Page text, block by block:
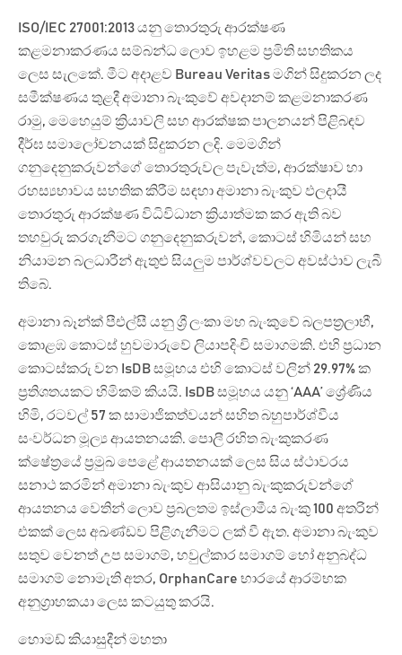
ISO/IEC 27001:2013 යනු තොරතුරු ආරක්ෂණ
කළමනාකරණය සම්බන්ධ ලොව ඉහළම ප්‍රමිති සහතිකය
ලෙස සැලකේ. මීට අදාළව Bureau Veritas මගින් සිදුකරන ලද
සමීක්ෂණය තුළදී අමානා බැංකුවේ අවදානම් කළමනාකරණ
රාමු, මෙහෙයුම් ක්‍රියාවලි සහ ආරක්ෂක පාලනයන් පිළිබඳව
දීර්ඝ සමාලෝචනයක් සිදුකරන ලදි. මෙමගින්
ගනුදෙනුකරුවන්ගේ තොරතුරුවල පැවැත්ම, ආරක්ෂාව හා
රහස්‍යභාවය සහතික කිරීම සඳහා අමානා බැංකුව ඵලදායී
තොරතුරු ආරක්ෂණ විධිවිධාන ක්‍රියාත්මක කර ඇති බව
තහවුරු කරගැනීමට ගනුදෙනුකරුවන්, කොටස් හිමියන් සහ
නියාමන බලධාරීන් ඇතුළු සියලුම පාර්ශ්වවලට අවස්ථාව ලැබී
තිබේ.
අමානා බෑන්ක් පීඑල්සී යනු ශ්‍රී ලංකා මහ බැංකුවේ බලපත්‍රලාභී,
කොළඹ කොටස් හුවමාරුවේ ලියාපදිංචි සමාගමකි. එහි ප්‍රධාන
කොටස්කරු වන IsDB සමූහය එහි කොටස් වලින් 29.97% ක
ප්‍රතිශතයකට හිමිකම් කියයි. IsDB සමූහය යනු ‘AAA’ ශ්‍රේණිය
හිමි, රටවල් 57 ක සාමාජිකත්වයන් සහිත බහුපාර්ශ්වීය
සංවර්ධන මූල්‍ය ආයතනයකි. පොලී රහිත බැංකුකරණ
ක්ෂේත්‍රයේ ප්‍රමුඛ පෙළේ ආයතනයක් ලෙස සිය ස්ථාවරය
සනාථ කරමින් අමානා බැංකුව ආසියානු බැංකුකරුවන්ගේ
ආයතනය වෙතින් ලොව ප්‍රබලතම ඉස්ලාමීය බැංකු 100 අතරින්
එකක් ලෙස අඛණ්ඩව පිළිගැනීමට ලක් වී ඇත. අමානා බැංකුව
සතුව වෙනත් උප සමාගම්, හවුල්කාර සමාගම් හෝ අනුබද්ධ
සමාගම් නොමැති අතර, OrphanCare භාරයේ ආරම්භක
අනුග්‍රාහකයා ලෙස කටයුතු කරයි.
හොමඩ් කියාසුදීන් මහතා